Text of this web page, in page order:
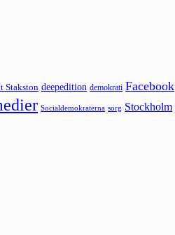
Stakston deepedition demokrati Facebook
Socialdemokraterna sorg Stockholm